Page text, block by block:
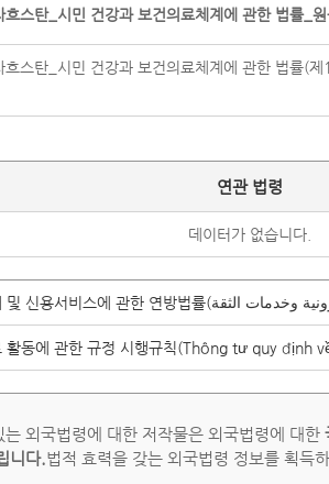
흐스탄_시민 건강과 보건의료체계에 관한 법률_
흐스탄_시민 건강과 보건의료체계에 관한 법률(
연관 법령
데이터가 없습니다.
활동에 관한 규정 시행규칙(Thông tư quy định
외국법령에 대한 저작물은 외국법령에 대한
니다.법적 효력을 갖는 외국법령 정보를 획득